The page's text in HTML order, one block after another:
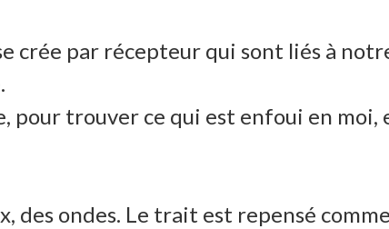
crée par récepteur qui sont liés à
pour trouver ce qui est enfoui en moi,
des ondes. Le trait est repensé